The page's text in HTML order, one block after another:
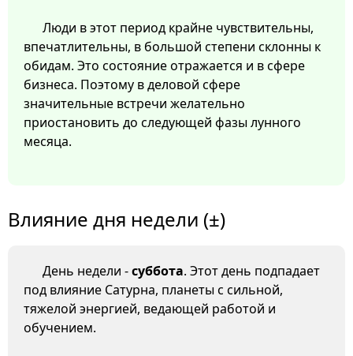
Люди в этот период крайне чувствительны,
впечатлительны, в большой степени склонны к
обидам. Это состояние отражается и в сфере
бизнеса. Поэтому в деловой сфере
значительные встречи желательно
приостановить до следующей фазы лунного
месяца.
Влияние дня недели (±)
День недели -суббота. Этот день подпадает
под влияние Сатурна, планеты с сильной,
тяжелой энергией, ведающей работой и
обучением.